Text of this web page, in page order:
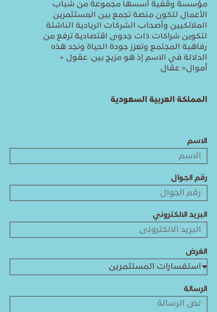
مؤسسة وقفية أسسها مجموعة من شباب
الأعمال لتكون منصة تجمع بين المستثمرين
الملائكيين وأصحاب الشركات الريادية الناشئة
لتكوين شراكات ذات جدوى اقتصادية ترفع من
رفاهية المجتمع وتعزز جودة الحياة ونجد هذه
الدلالة في الاسم إذ هو مزيج بين: عقول +
أموال= عقال
المملكة العربية السعودية
الاسم
رقم الجوال
البريد الالكتروني
الغرض
الرسالة